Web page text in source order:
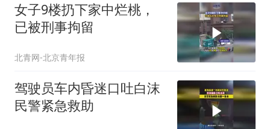
女子9楼扔下家中烂桃，
已被刑事拘留
北青网-北京青年报
驾驶员车内昏迷口吐白沫
民警紧急救助